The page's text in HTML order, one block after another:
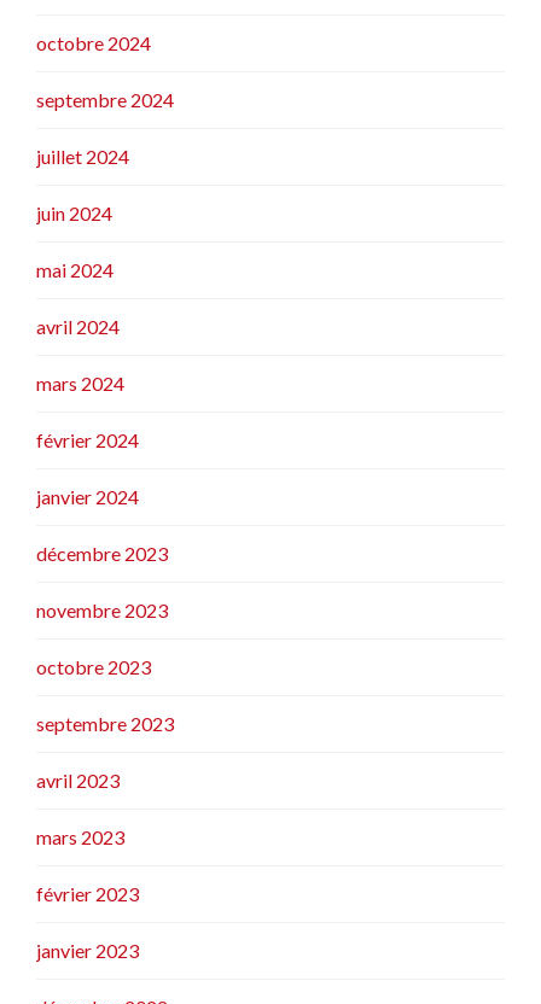
octobre 2024
septembre 2024
juillet 2024
juin 2024
mai 2024
avril 2024
mars 2024
février 2024
janvier 2024
décembre 2023
novembre 2023
octobre 2023
septembre 2023
avril 2023
mars 2023
février 2023
janvier 2023